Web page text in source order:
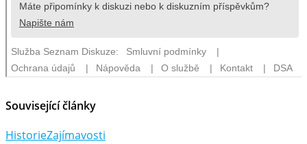
Související články
HistorieZajímavosti